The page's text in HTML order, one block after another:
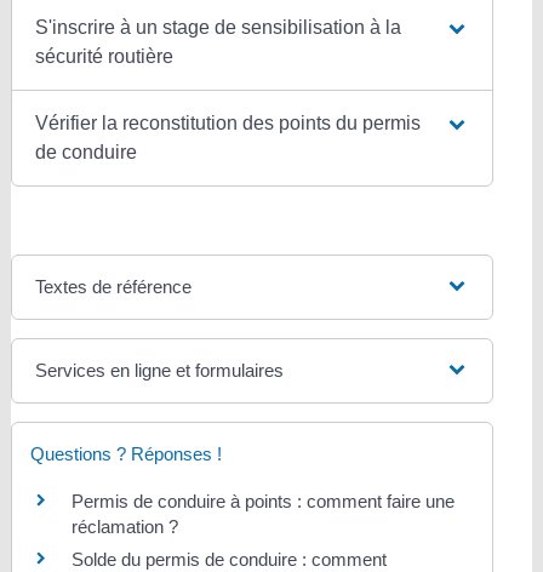
S'inscrire à un stage de sensibilisation à la
sécurité routière
Vérifier la reconstitution des points du permis
de conduire
Textes de référence
Services en ligne et formulaires
Questions ? Réponses !
Permis de conduire à points : comment faire une
réclamation ?
Solde du permis de conduire : comment